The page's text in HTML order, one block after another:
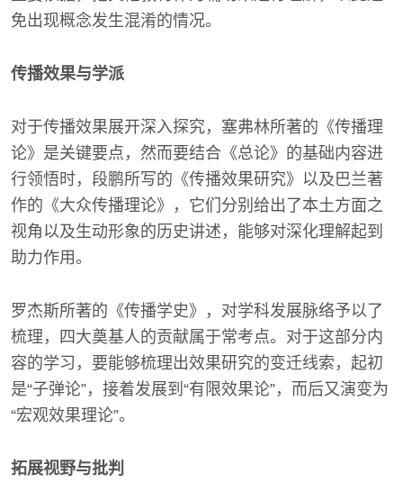
免出现概念发生混淆的情况。
传播效果与学派
对于传播效果展开深入探究，塞弗林所著的《传播理
论》是关键要点，然而要结合《总论》的基础内容进
行领悟时，段鹏所写的《传播效果研究》以及巴兰著
作的《大众传播理论》，它们分别给出了本土方面之
视角以及生动形象的历史讲述，能够对深化理解起到
助力作用。
罗杰斯所著的《传播学史》，对学科发展脉络予以了
梳理，四大奠基人的贡献属于常考点。对于这部分内
容的学习，要能够梳理出效果研究的变迁线索，起初
是“子弹论”，接着发展到“有限效果论”，而后又演变为
“宏观效果理论”。
拓展视野与批判